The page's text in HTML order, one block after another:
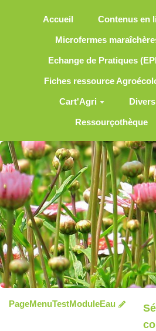
Accueil Contenus en
Microfermes
Echange de Pratiques
Fiches ressource
Cart'Agri Divers
Ressourçothèque
PageMenuTestModuleEau